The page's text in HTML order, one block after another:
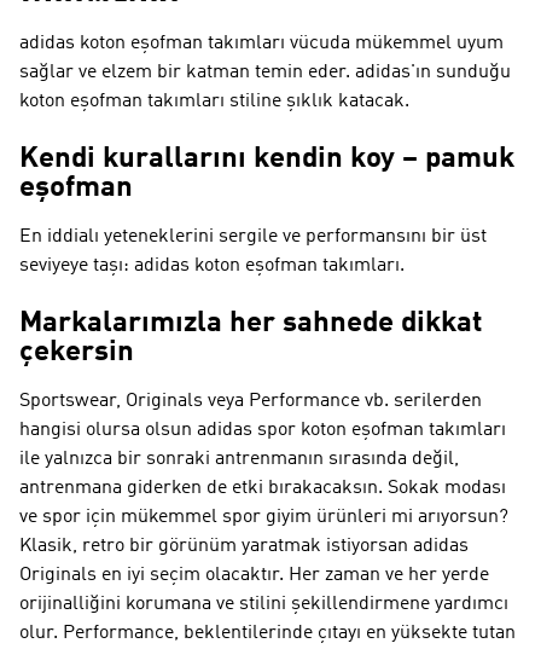
adidas koton eşofman takımları vücuda mükemmel uyum
sağlar ve elzem bir katman temin eder. adidas'ın sunduğu
koton eşofman takımları stiline şıklık katacak.
Kendi kurallarını kendin koy – pamuk
eşofman
En iddialı yeteneklerini sergile ve performansını bir üst
seviyeye taşı: adidas koton eşofman takımları.
Markalarımızla her sahnede dikkat
çekersin
Sportswear, Originals veya Performance vb. serilerden
hangisi olursa olsun adidas spor koton eşofman takımları
ile yalnızca bir sonraki antrenmanın sırasında değil,
antrenmana giderken de etki bırakacaksın. Sokak modası
ve spor için mükemmel spor giyim ürünleri mi arıyorsun?
Klasik, retro bir görünüm yaratmak istiyorsan adidas
Originals en iyi seçim olacaktır. Her zaman ve her yerde
orijinalliğini korumana ve stilini şekillendirmene yardımcı
olur. Performance, beklentilerinde çıtayı en yüksekte tutan